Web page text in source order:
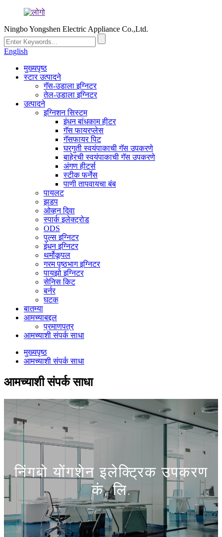
Ningbo Yongshen Electric Appliance Co.,Ltd.
English
मुख्यपृष्ठ
स्टार उत्पादने
गॅस-उडाला इग्निटर
तेल-उडाला इग्निटर
उत्पादने
इग्निशन सिस्टम
इंधन बांधकाम हीटर
गॅस फायरप्लेस
गॅसफायर पिट
घरगुती स्वयंपाकाची गॅस उपकरणे
बाहेरची स्वयंपाकाची गॅस उपकरणे
अंगण हीटर्स
स्टीक फर्नेस
पाणी तापवायचा बंब
पायलट
झडप
ओव्हन दिवा
स्पार्क इलेक्ट्रोड
ODS
पुल्स इग्निटर
इंधन इग्निटर
थर्मोकूपल
गरम पृष्ठभाग इग्निटर
पायझो इग्निटर
सेनिस किट
बर्नर
घटक
बातम्या
आमच्याबद्दल
प्रमाणपत्र
आमच्याशी संपर्क साधा
मुख्यपृष्ठ
आमच्याशी संपर्क साधा
आमच्याशी संपर्क साधा
निंगबो योंगशेन इलेक्ट्रिक उपकरण
कं, लि.